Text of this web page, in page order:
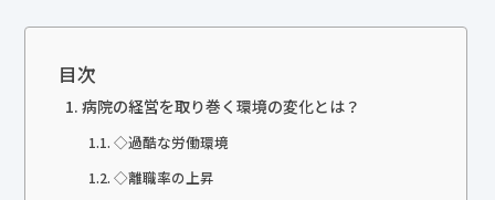
目次
病院の経営を取り巻く環境の変化とは？
◇過酷な労働環境
◇離職率の上昇